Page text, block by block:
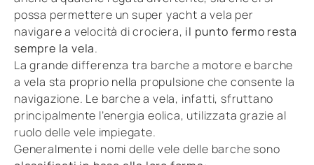
possa permettere un super yacht a vela per
navigare a velocità di crociera, il punto fermo resta
sempre la vela.
La grande differenza tra barche a motore e barche
a vela sta proprio nella propulsione che consente la
navigazione. Le barche a vela, infatti, sfruttano
principalmente l’energia eolica, utilizzata grazie al
ruolo delle vele impiegate.
Generalmente i nomi delle vele delle barche sono